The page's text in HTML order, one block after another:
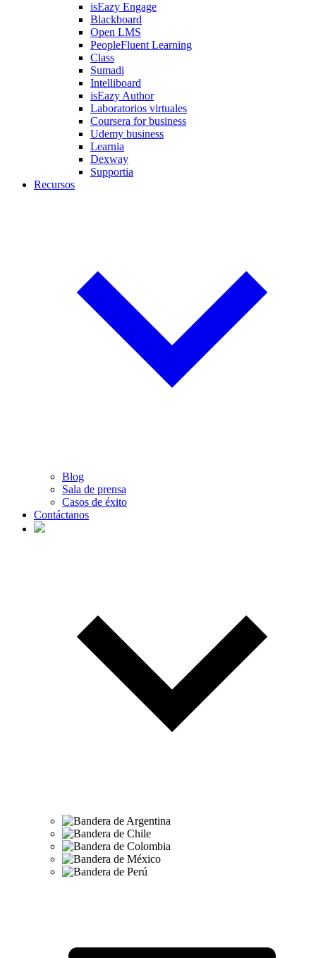
isEazy Engage
Blackboard
Open LMS
PeopleFluent Learning
Class
Sumadi
Intelliboard
isEazy Author
Laboratorios virtuales
Coursera for business
Udemy business
Learnia
Dexway
Supportia
Recursos
Blog
Sala de prensa
Casos de éxito
Contáctanos